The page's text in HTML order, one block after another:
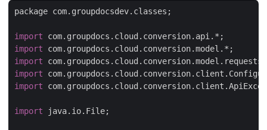
package com.groupdocsdev.classes;
import
import
import
import
import
import java.io.File;